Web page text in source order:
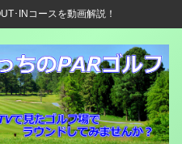
･INコースを動画解説！